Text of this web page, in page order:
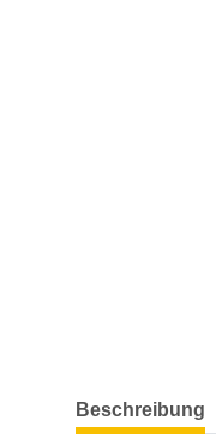
weitere
Beschreibung